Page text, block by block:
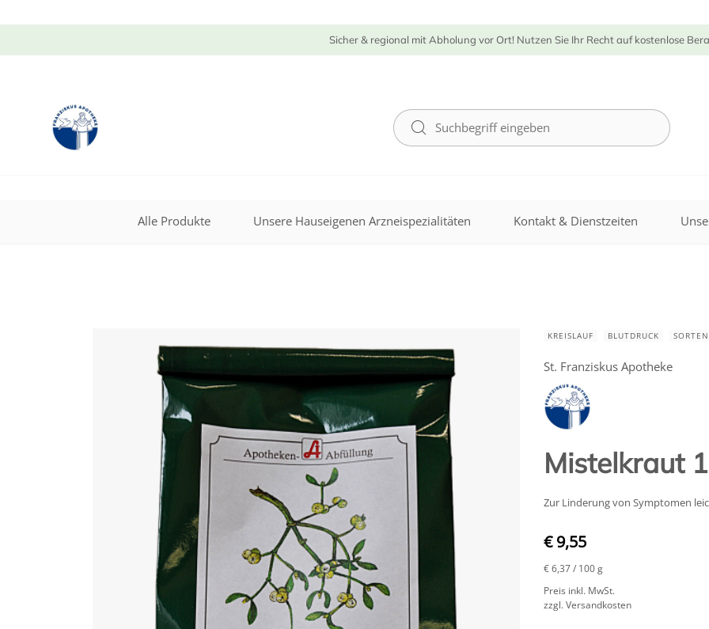
Sicher & regional mit Abholung vor Ort! Nutzen Sie Ihr Recht auf kostenlose
Alle Produkte Unsere Hauseigenen Arzneispezialitäten Kontakt & Dienstzeiten
KREISLAUF BLUTDRUCK
St. Franziskus Apotheke
Mistelkraut
Zur Linderung von Symptomen
€ 9,55
€ 6,37/ 100 g
Preis inkl. MwSt.
zzgl. Versandkosten